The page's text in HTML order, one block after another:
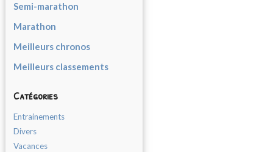
Semi-marathon
Marathon
Meilleurs chronos
Meilleurs classements
Catégories
Entrainements
Divers
Vacances